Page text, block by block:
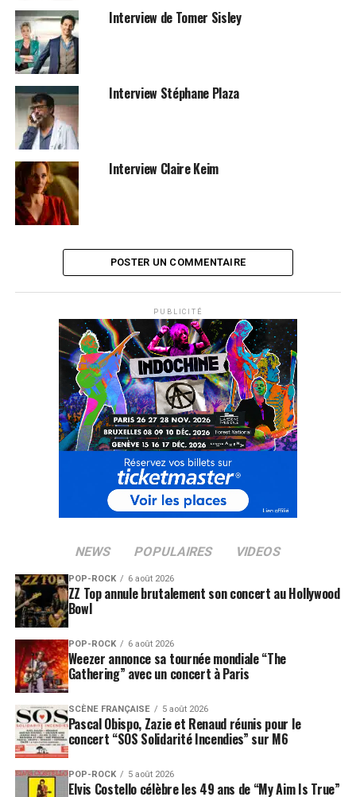
Interview de Tomer Sisley
Interview Stéphane Plaza
Interview Claire Keim
POSTER UN COMMENTAIRE
PUBLICITÉ
NEWS POPULAIRES VIDEOS
POP-ROCK 6 août 2026
ZZ Top annule brutalement son concert au Hollywood
Bowl
POP-ROCK 6 août 2026
Weezer annonce sa tournée mondiale “The
Gathering” avec un concert à Paris
SCÈNE FRANÇAISE 5 août 2026
Pascal Obispo, Zazie et Renaud réunis pour le
concert “SOS Solidarité Incendies” sur M6
POP-ROCK 5 août 2026
Elvis Costello célèbre les 49 ans de “My Aim Is True”